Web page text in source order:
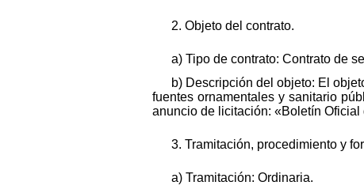
2. Objeto del contrato.
a) Tipo de contrato: Contrato de
b) Descripción del objeto: El
fuentes ornamentales y sanitario
anuncio de licitación: «Boletín
3. Tramitación, procedimiento y
a) Tramitación: Ordinaria.